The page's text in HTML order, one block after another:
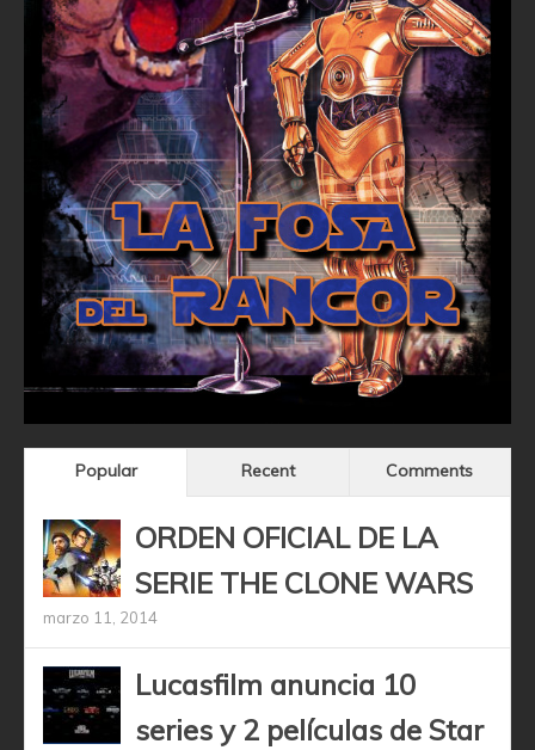
Popular Recent Comments
ORDEN OFICIAL DE LA
SERIE THE CLONE WARS
marzo 11, 2014
Lucasfilm anuncia 10
series y 2 películas de Star